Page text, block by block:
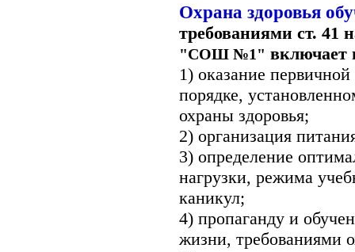
Охрана здоровья
требованиями ст. 41
"СОШ №1" включает
1) оказание
порядке,
охраны здоровья;
2) организация
3) определение
нагрузки, режима
каникул;
4) пропаганду и
жизни, требованиями